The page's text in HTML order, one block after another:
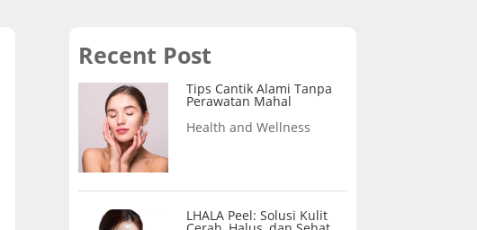
Recent Post
Tips Cantik Alami Tanpa
Perawatan Mahal
Health and Wellness
LHALA Peel: Solusi Kulit